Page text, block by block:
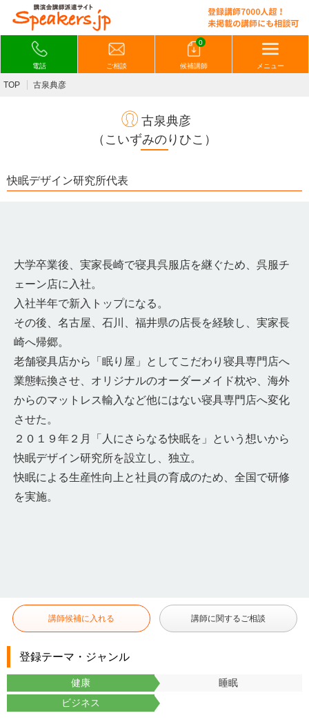
電話 ご相談
0
候補講師 メニュー
TOP 古泉典彦
古泉典彦
（こいずみのりひこ）
快眠デザイン研究所代表
大学卒業後、実家長崎で寝具呉服店を継ぐため、呉服チ
ェーン店に入社。
入社半年で新入トップになる。
その後、名古屋、石川、福井県の店長を経験し、実家長
崎へ帰郷。
老舗寝具店から「眠り屋」としてこだわり寝具専門店へ
業態転換させ、オリジナルのオーダーメイド枕や、海外
からのマットレス輸入など他にはない寝具専門店へ変化
させた。
２０１９年２月「人にさらなる快眠を」という想いから
快眠デザイン研究所を設立し、独立。
快眠による生産性向上と社員の育成のため、全国で研修
を実施。
講師候補に入れる 講師に関するご相談
登録テーマ・ジャンル
健康
睡眠
ビジネス